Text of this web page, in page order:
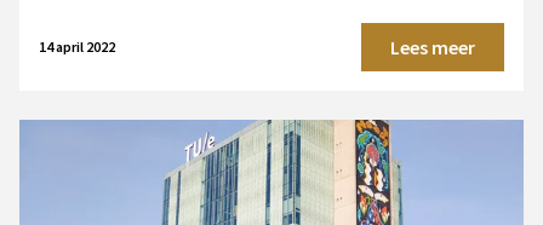
14 april 2022 Lees meer